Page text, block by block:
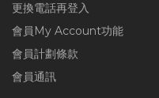
更換電話再登入
會員My Account功能
會員計劃條款
會員通訊